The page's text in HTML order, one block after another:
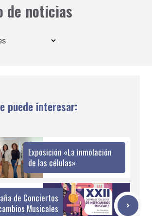
de noticias
puede interesar:
Exposición «La inmolación
de las células»
de Conciertos
Musicales